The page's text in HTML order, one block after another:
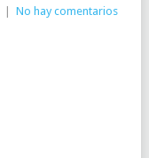
No hay comentarios